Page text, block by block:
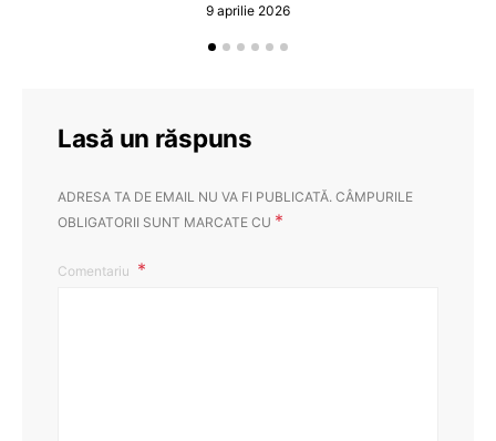
9 aprilie 2026
Lasă un răspuns
ADRESA TA DE EMAIL NU VA FI PUBLICATĂ. CÂMPURILE
OBLIGATORII SUNT MARCATE CU *
Comentariu